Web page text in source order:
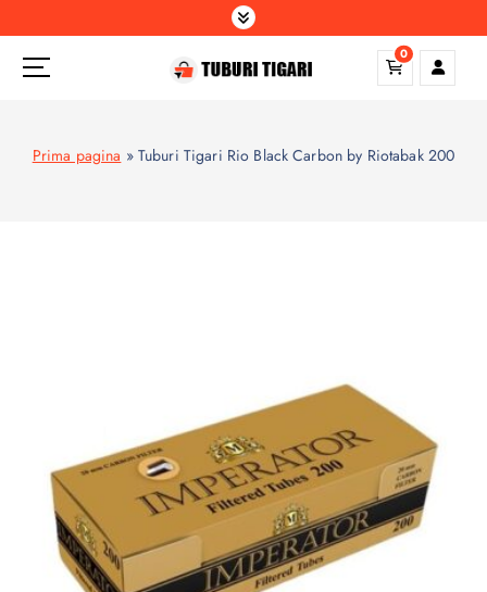
k
0
Prima pagina » Tuburi Tigari Rio Black Carbon by Riotabak 200